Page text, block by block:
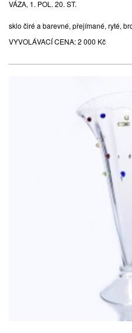
VÁZA, 1. POL. 20. ST.
sklo čiré a barevné, přejímané, ryté,
VYVOLÁVACÍ CENA:2 000 Kč